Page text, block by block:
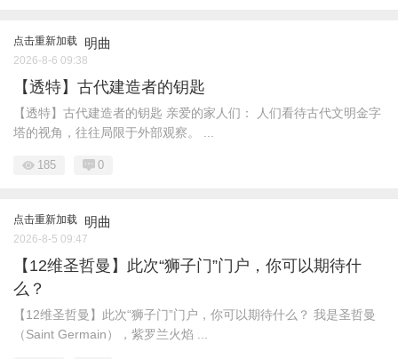
点击重新加载 明曲
2026-8-6 09:38
【透特】古代建造者的钥匙
【透特】古代建造者的钥匙 亲爱的家人们： 人们看待古代文明金字
塔的视角，往往局限于外部观察。 ...
185 0
点击重新加载 明曲
2026-8-5 09:47
【12维圣哲曼】此次“狮子门”门户，你可以期待什
么？
【12维圣哲曼】此次“狮子门”门户，你可以期待什么？ 我是圣哲曼
（Saint Germain），紫罗兰火焰 ...